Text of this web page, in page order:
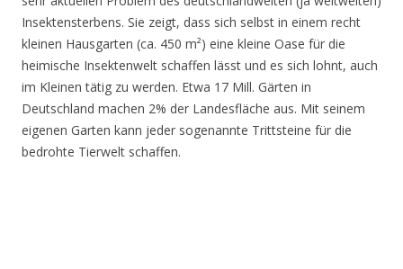
Insektensterbens. Sie zeigt, dass sich selbst in einem recht
kleinen Hausgarten (ca. 450 m²) eine kleine Oase für die
heimische Insektenwelt schaffen lässt und es sich lohnt, auch
im Kleinen tätig zu werden. Etwa 17 Mill. Gärten in
Deutschland machen 2% der Landesfläche aus. Mit seinem
eigenen Garten kann jeder sogenannte Trittsteine für die
bedrohte Tierwelt schaffen.